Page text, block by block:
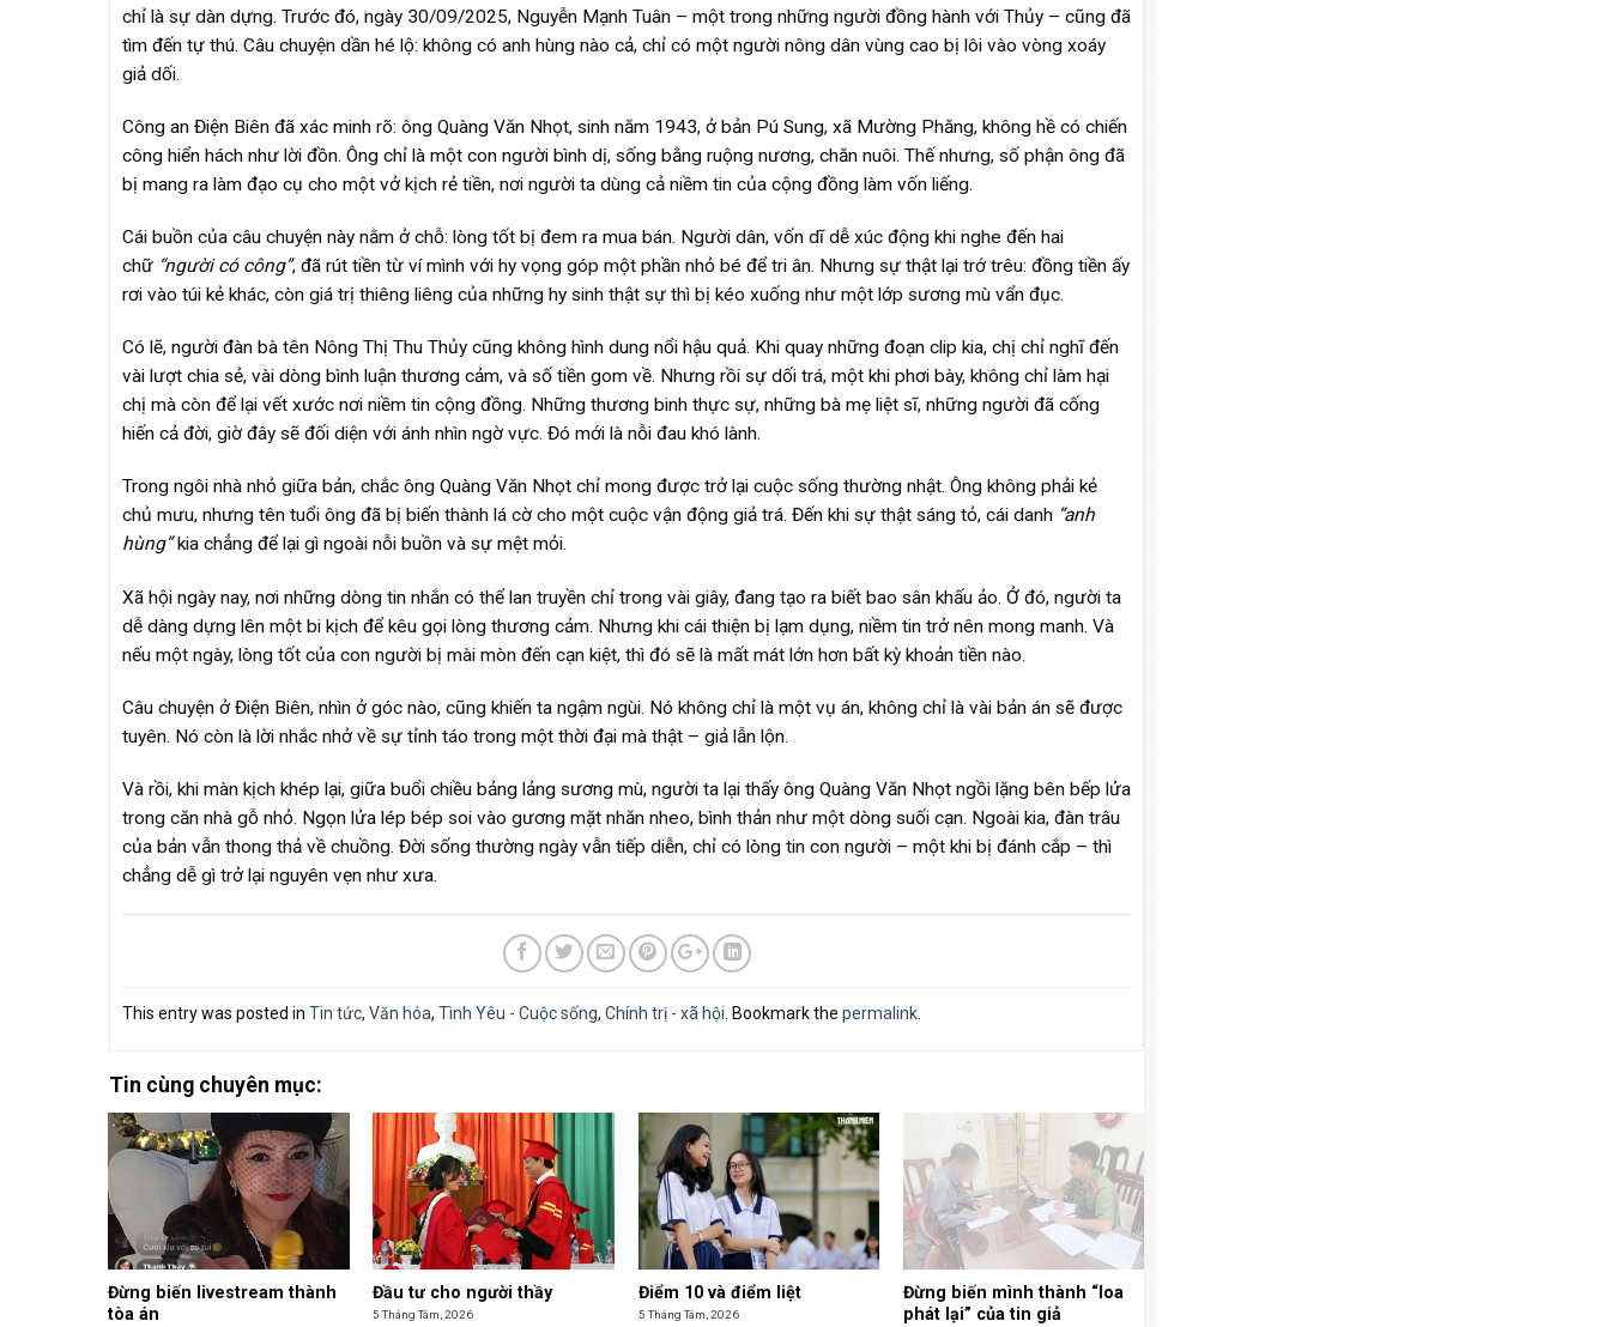
chỉ là sự dàn dựng. Trước đó, ngày 30/09/2025, Nguyễn Mạnh Tuân – một trong những người đồng hành với Thủy – cũng đã
tìm đến tự thú. Câu chuyện dần hé lộ: không có anh hùng nào cả, chỉ có một người nông dân vùng cao bị lôi vào vòng xoáy
giả dối.
Công an Điện Biên đã xác minh rõ: ông Quàng Văn Nhọt, sinh năm 1943, ở bản Pú Sung, xã Mường Phăng, không hề có chiến
công hiển hách như lời đồn. Ông chỉ là một con người bình dị, sống bằng ruộng nương, chăn nuôi. Thế nhưng, số phận ông đã
bị mang ra làm đạo cụ cho một vở kịch rẻ tiền, nơi người ta dùng cả niềm tin của cộng đồng làm vốn liếng.
Cái buồn của câu chuyện này nằm ở chỗ: lòng tốt bị đem ra mua bán. Người dân, vốn dĩ dễ xúc động khi nghe đến hai
chữ “người có công”, đã rút tiền từ ví mình với hy vọng góp một phần nhỏ bé để tri ân. Nhưng sự thật lại trớ trêu: đồng tiền ấy
rơi vào túi kẻ khác, còn giá trị thiêng liêng của những hy sinh thật sự thì bị kéo xuống như một lớp sương mù vẩn đục.
Có lẽ, người đàn bà tên Nông Thị Thu Thủy cũng không hình dung nổi hậu quả. Khi quay những đoạn clip kia, chị chỉ nghĩ đến
vài lượt chia sẻ, vài dòng bình luận thương cảm, và số tiền gom về. Nhưng rồi sự dối trá, một khi phơi bày, không chỉ làm hại
chị mà còn để lại vết xước nơi niềm tin cộng đồng. Những thương binh thực sự, những bà mẹ liệt sĩ, những người đã cống
hiến cả đời, giờ đây sẽ đối diện với ánh nhìn ngờ vực. Đó mới là nỗi đau khó lành.
Trong ngôi nhà nhỏ giữa bản, chắc ông Quàng Văn Nhọt chỉ mong được trở lại cuộc sống thường nhật. Ông không phải kẻ
chủ mưu, nhưng tên tuổi ông đã bị biến thành lá cờ cho một cuộc vận động giả trá. Đến khi sự thật sáng tỏ, cái danh “anh
hùng”kia chẳng để lại gì ngoài nỗi buồn và sự mệt mỏi.
Xã hội ngày nay, nơi những dòng tin nhắn có thể lan truyền chỉ trong vài giây, đang tạo ra biết bao sân khấu ảo. Ở đó, người ta
dễ dàng dựng lên một bi kịch để kêu gọi lòng thương cảm. Nhưng khi cái thiện bị lạm dụng, niềm tin trở nên mong manh. Và
nếu một ngày, lòng tốt của con người bị mài mòn đến cạn kiệt, thì đó sẽ là mất mát lớn hơn bất kỳ khoản tiền nào.
Câu chuyện ở Điện Biên, nhìn ở góc nào, cũng khiến ta ngậm ngùi. Nó không chỉ là một vụ án, không chỉ là vài bản án sẽ được
tuyên. Nó còn là lời nhắc nhở về sự tỉnh táo trong một thời đại mà thật – giả lẫn lộn.
Và rồi, khi màn kịch khép lại, giữa buổi chiều bảng lảng sương mù, người ta lại thấy ông Quàng Văn Nhọt ngồi lặng bên bếp lửa
trong căn nhà gỗ nhỏ. Ngọn lửa lép bép soi vào gương mặt nhăn nheo, bình thản như một dòng suối cạn. Ngoài kia, đàn trâu
của bản vẫn thong thả về chuồng. Đời sống thường ngày vẫn tiếp diễn, chỉ có lòng tin con người – một khi bị đánh cắp – thì
chẳng dễ gì trở lại nguyên vẹn như xưa.
This entry was posted in Tin tức, Văn hóa, Tình Yêu - Cuộc sống, Chính trị - xã hội. Bookmark the permalink.
Tin cùng chuyên mục:
Đừng biến livestream thành
tòa án
Đầu tư cho người thầy
5 Tháng Tám, 2026
Điểm 10 và điểm liệt
5 Tháng Tám, 2026
Đừng biến mình thành “loa
phát lại” của tin giả